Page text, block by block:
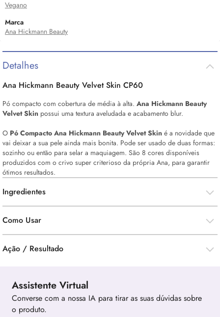
Vegano
Marca
Ana Hickmann Beauty
Detalhes
Ana Hickmann Beauty VelvetSkin CP60
Pó compacto com cobertura de média à alta. Ana Hickmann Beauty
VelvetSkin possui uma textura aveludada e acabamento blur.
O Pó Compacto Ana Hickmann Beauty VelvetSkin é a novidade que
vai deixar a sua pele ainda mais bonita. Pode ser usado de duas formas:
sozinho ou então para selar a maquiagem. São 8 cores disponíveis
produzidos com o crivo super criterioso da própria Ana, para garantir
ótimos resultados.
Ingredientes
Como Usar
Ação / Resultado
Assistente Virtual
Converse com a nossa IA para tirar as suas dúvidas sobre
o produto.